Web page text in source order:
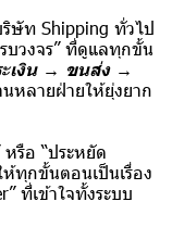
ริษัท Shipping ทั่วไป
บวงจร” ที่ดูแลทุกขั้น
เงิน → ขนส่ง →
หลายฝ่ายให้ยุ่งยาก
หรือ “ประหยัด
ทุกขั้นตอนเป็นเรื่อง
ที่เข้าใจทั้งระบบ